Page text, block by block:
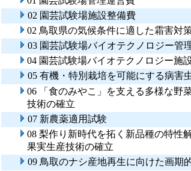
02 園芸試験場施設整備費
02 鳥取県の気候条件に適した霜害対
03 園芸試験場バイオテクノロジー管
04 園芸試験場バイオテクノロジー施
05 有機・特別栽培を可能にする病害
06 「食のみやこ」を支える多様な野
技術の確立
07 新農薬適用試験
08 梨作り新時代を拓く新品種の特性
果実生産技術の確立
09 鳥取のナシ産地再生に向けた画期